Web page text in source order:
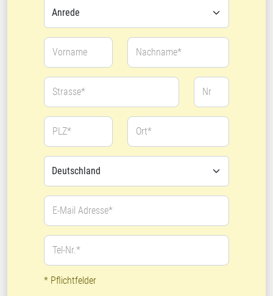
Vorname Nachname*
Strasse* Nr
PLZ* Ort*
E-Mail Adresse*
Tel-Nr.*
* Pflichtfelder